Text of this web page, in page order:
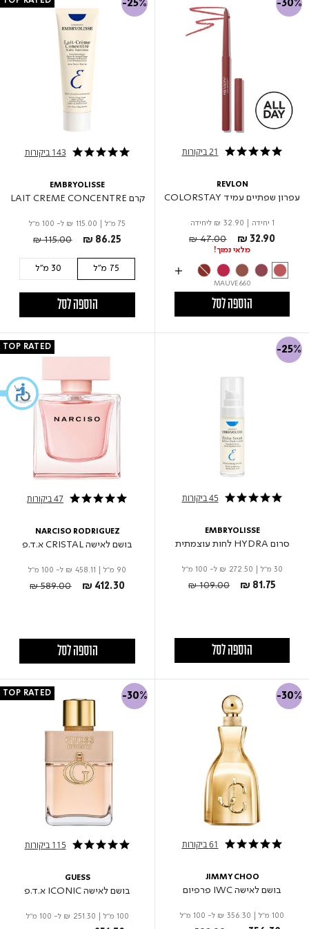
4.8 star rating 21 ביקורות
-30%
REVLON
עפרון שפתיים עמיד COLORSTAY
1 יחידה ₪ 32.90 ליחידה
₪ 32.90
Price reduced from
₪ 47.00to
מלאי נמוך!
660 MAUVE
הוספה לסל
4.9 star rating 143 ביקורות
-25%
EMBRYOLISSE
קרם LAIT CREME CONCENTRE
75 מ"ל ₪ 115.00 ל- 100 מ"ל
₪ 86.25
Price reduced from
₪ 115.00to
75 מ"ל 30 מ"ל
הוספה לסל
4.9 star rating 45 ביקורות
-25%
EMBRYOLISSE
סרום HYDRA לחות עוצמתית
30 מ"ל ₪ 272.50 ל- 100 מ"ל
₪ 81.75
Price reduced from
₪ 109.00to
הוספה לסל
5.0 star rating 47 ביקורות
TOP RATED
NARCISO RODRIGUEZ
בושם לאישה CRISTAL א.ד.פ
90 מ"ל ₪ 458.11 ל- 100 מ"ל
₪ 412.30
Price reduced from
₪ 589.00to
הוספה לסל
5.0 star rating 61 ביקורות
-30%
JIMMY CHOO
בושם לאישה IWC פרפיום
100 מ"ל ₪ 356.30 ל- 100 מ"ל
4.9 star rating 115 ביקורות
-30%
TOP RATED
GUESS
בושם לאישה ICONIC א.ד.פ
100 מ"ל ₪ 251.30 ל- 100 מ"ל